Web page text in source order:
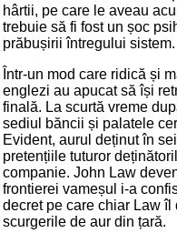
hârtii, pe care le aveau
trebuie să fi fost un șoc
prăbușirii întregului sistem.
Într-un mod care ridică și
englezi au apucat să își
finală. La scurtă vreme
sediul băncii și palatele
Evident, aurul deținut în
pretențiile tuturor
companie. John Law
frontierei vameșul i-a
decret pe care chiar Law
scurgerile de aur din țară.